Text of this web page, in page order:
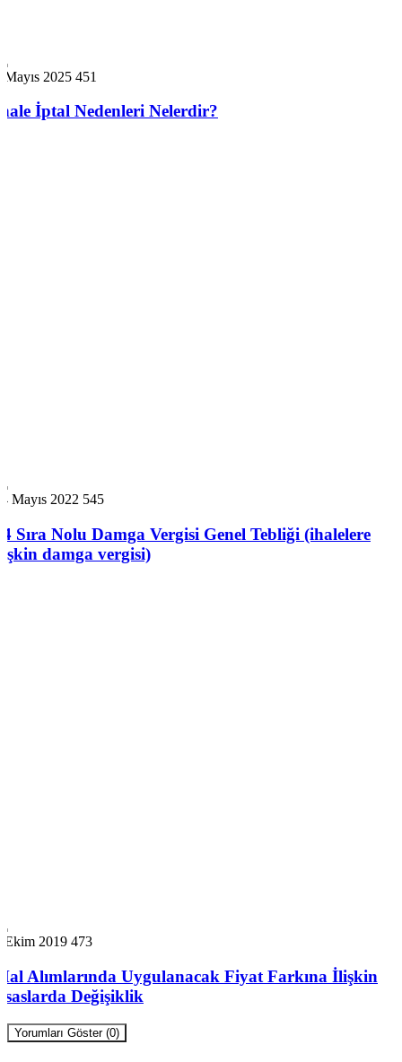
Mayıs 2025 451
İptal Nedenleri Nelerdir?
Mayıs 2022 545
Sıra Nolu Damga Vergisi Genel Tebliği (ihalelere
damga vergisi)
Ekim 2019 473
Alımlarında Uygulanacak Fiyat Farkına İlişkin
Değişiklik
Yorumları Göster (0)